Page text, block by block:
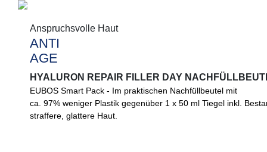
Anspruchsvolle Haut
ANTI
AGE
HYALURON REPAIR FILLER DAY
EUBOS Smart Pack - Im praktischen Nachfüllbeutel mit ca. 97
gegenüber 1 x 50 ml Tiegel inkl. Bestandteile. Straffende,
Matrikine unterstützen Ihre hauteigenen Reparaturprozesse,
Anspruchsvolle Haut
ANTI
AGE
HYALURON REPAIR FILLER DAY
EUBOS Smart Pack - Im praktischen Nachfüllbeutel mit
ca. 97% weniger Plastik gegenüber 1 x 50 ml Tiegel inkl.
straffere, glattere Haut.